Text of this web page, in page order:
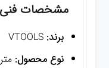
مشخصات فنی
برند: VTOOLS
نوع محصول: